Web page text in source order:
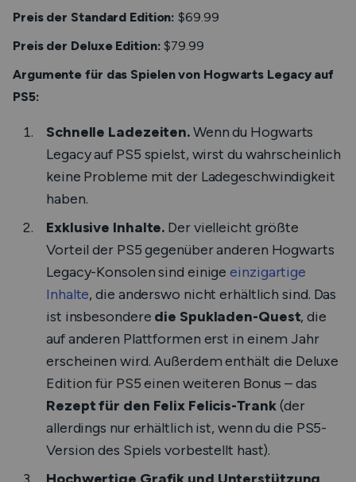
Preis der Standard Edition:$69.99
Preis der Deluxe Edition:$79.99
Argumente für das Spielen von Hogwarts Legacy auf
PS5:
Schnelle Ladezeiten.Wenn du Hogwarts
Legacy auf PS5 spielst, wirst du wahrscheinlich
keine Probleme mit der Ladegeschwindigkeit
haben.
Exklusive Inhalte. Der vielleicht größte
Vorteil der PS5 gegenüber anderen Hogwarts
Legacy-Konsolen sind einigeeinzigartige
Inhalte, die anderswo nicht erhältlich sind. Das
ist insbesondere die Spukladen-Quest, die
auf anderen Plattformen erst in einem Jahr
erscheinen wird. Außerdem enthält die Deluxe
Edition für PS5 einen weiteren Bonus – das
Rezept für den Felix Felicis-Trank(der
allerdings nur erhältlich ist, wenn du die PS5-
Version des Spiels vorbestellt hast).